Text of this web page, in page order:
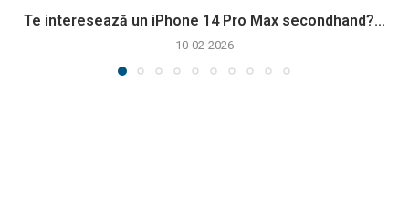
Te interesează un iPhone 14 Pro Max secondhand?...
10-02-2026